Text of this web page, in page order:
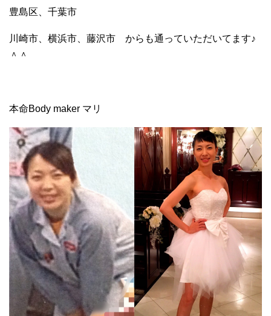
豊島区、千葉市
川崎市、横浜市、藤沢市 からも通っていただいてます♪
＾＾
本命Body maker マリ